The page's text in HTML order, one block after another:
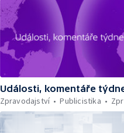
Události, komentáře
Zpravodajství
Publicistika